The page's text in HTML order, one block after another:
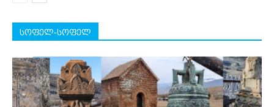
სოფელ-სოფელ